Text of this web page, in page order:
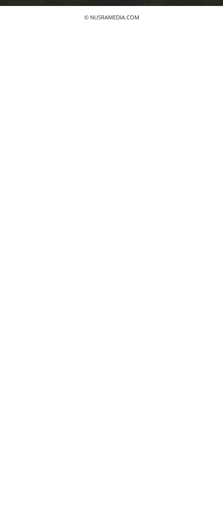
© NUSRAMEDIA.COM